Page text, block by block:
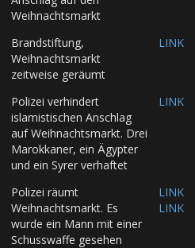
Weihnachtsmarkt
Brandstiftung,
Weihnachtsmarkt
zeitweise geräumt
LINK
Polizei verhindert
islamistischen Anschlag
auf Weihnachtsmarkt. Drei
Marokkaner, ein Ägypter
und ein Syrer verhaftet
LINK
Polizei räumt
Weihnachtsmarkt. Es
wurde ein Mann mit einer
Schusswaffe gesehen
LINK
LINK